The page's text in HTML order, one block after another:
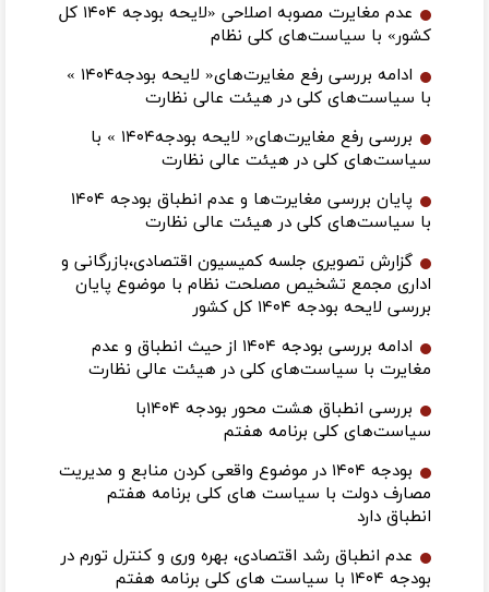
عدم مغایرت مصوبه اصلاحی «لایحه بودجه ۱۴۰۴ کل
کشور» با سیاست‌های کلی نظام
ادامه بررسی رفع مغایرت‌های« لایحه بودجه۱۴۰۴ »
با سیاست‌های کلی در هیئت عالی نظارت
بررسی رفع مغایرت‌های« لایحه بودجه۱۴۰۴ » با
سیاست‌های کلی در هیئت عالی نظارت
پایان بررسی مغایرت‌ها و عدم انطباق بودجه ۱۴۰۴
با سیاست‌های کلی در هیئت عالی نظارت
گزارش تصویری جلسه کمیسیون اقتصادی،بازرگانی و
اداری مجمع تشخیص مصلحت نظام با موضوع پایان
بررسی لایحه بودجه ۱۴۰۴ کل کشور
ادامه بررسی بودجه ۱۴۰۴ از حیث انطباق و عدم
مغایرت با سیاست‌های کلی در هیئت عالی نظارت
بررسی انطباق هشت محور بودجه ۱۴۰۴با
سیاست‌های کلی برنامه هفتم
بودجه ۱۴۰۴ در موضوع واقعی کردن منابع و مدیریت
مصارف دولت با سیاست های کلی برنامه هفتم
انطباق دارد
عدم انطباق رشد اقتصادی، بهره وری و کنترل تورم در
بودجه ۱۴۰۴ با سیاست های کلی برنامه هفتم